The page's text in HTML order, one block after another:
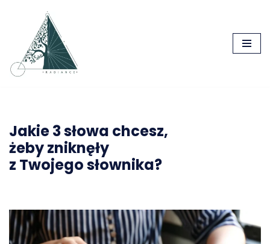
Przejdź
treści
Jakie 3 słowa chcesz,
żeby zniknęły
z Twojego słownika?